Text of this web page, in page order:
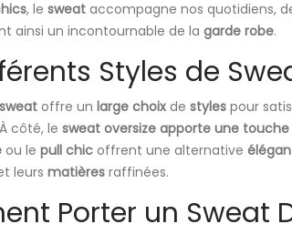
, le sweataccompagne nos quotidiens,
ainsi un incontournable de la garde robe.
Styles de
sweatoffre un large choixde stylespour
côté, le sweat oversize apporte une touche
ou le pull chicoffrent une alternative
leurs matièresraffinées.
Porter un Sweat